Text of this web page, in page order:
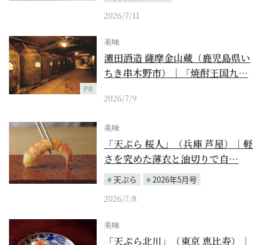
2026/7/11
PR
美味
濵田酒造 薩摩金山蔵（鹿児島県い
ちき串木野市）｜「焼酎王国九…
2026/7/9
美味
「天ぷら 桜人」（兵庫 芦屋）｜軽
さを究めた薄衣と油切りで自…
天ぷら
2026年5月号
2026/7/8
美味
「天ぷら北川」（東京 恵比寿）｜